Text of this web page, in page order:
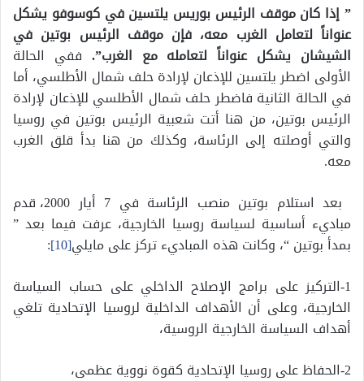
” إذا كان موقف الرئيس بوريس يلتسين في كوسوفو يشكل
عنواناً لتعامل الغرب معه، فإن موقف الرئيس بوتين في
الشيشان يشكل عنواناً لتعامله مع الغرب”. ففي الحالة
الأولى اضطر يلتسين للإذعان لإرادة حلف شمال الأطلسي، أما
في الحالة الثانية فاضطر حلف شمال الأطلسي للإذعان لإرادة
الرئيس بوتين، من هنا أتت شعبية الرئيس بوتين في روسيا
والتي أوصلته إلى الرئاسة، وكذلك من هنا بدأ قلق الغرب
معه.
بعد استلام بوتين منصب الرئاسة في 7 أيار 2000، قدم
مباديء أساسية لسياسة روسيا الخارجية، عرفت فيما بعد ”
بمدأ بوتين “، وكانت هذه المباديء تركز على مايلي[10]
:
1-التركيز على برامج الإصلاح الداخلي على حساب السياسة
الخارجية، وعلى أن الأهداف الداخلية لروسيا الإتحادية تلغي
أهداف السياسة الخارجية الروسية،
2-الحفاظ على روسيا الإتحادية كقوة نووية عظمى،